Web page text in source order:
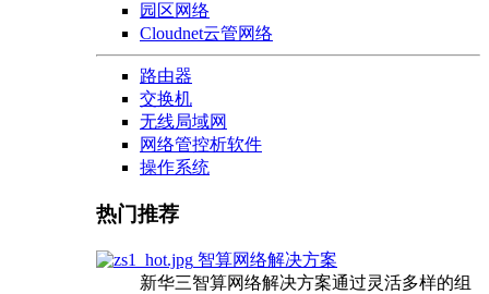
园区网络
Cloudnet云管网络
路由器
交换机
无线局域网
网络管控析软件
操作系统
热门推荐
智算网络解决方案
新华三智算网络解决方案通过灵活多样的组